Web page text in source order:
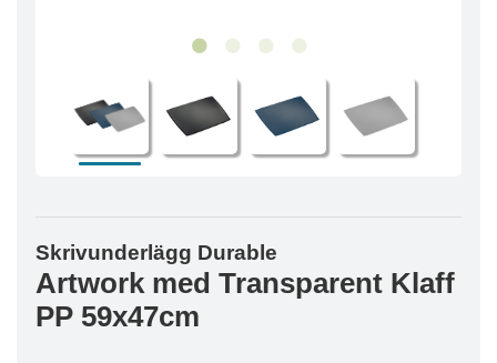
Skrivunderlägg Durable
Artwork med Transparent Klaff
PP 59x47cm